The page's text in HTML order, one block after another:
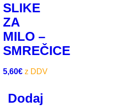
SLIKE
ZA
MILO –
SMREČICE
5,60€
Dodaj